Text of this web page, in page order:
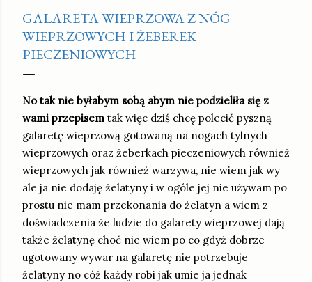
GALARETA WIEPRZOWA Z NÓG
WIEPRZOWYCH I ŻEBEREK
PIECZENIOWYCH
No tak nie byłabym sobą abym nie podzieliła się z
wami przepisem tak więc dziś chcę polecić pyszną
galaretę wieprzową gotowaną na nogach tylnych
wieprzowych oraz żeberkach pieczeniowych również
wieprzowych jak również warzywa, nie wiem jak wy
ale ja nie dodaję żelatyny i w ogóle jej nie używam po
prostu nie mam przekonania do żelatyn a wiem z
doświadczenia że ludzie do galarety wieprzowej dają
także żelatynę choć nie wiem po co gdyż dobrze
ugotowany wywar na galaretę nie potrzebuje
żelatyny no cóż każdy robi jak umie ja jednak